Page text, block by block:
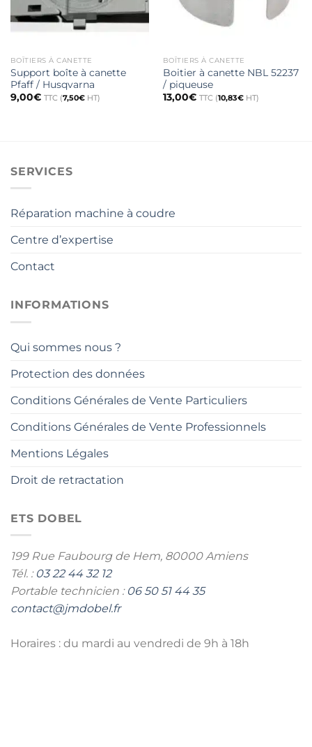
BOÎTIERS À CANETTE
Support boîte à canette
Pfaff / Husqvarna
9,00€ TTC (7,50€HT)
BOÎTIERS À CANETTE
Boitier à canette NBL 52237
/ piqueuse
13,00€ TTC (10,83€HT)
SERVICES
Réparation machine à coudre
Centre d’expertise
Contact
INFORMATIONS
Qui sommes nous ?
Protection des données
Conditions Générales de Vente Particuliers
Conditions Générales de Vente Professionnels
Mentions Légales
Droit de retractation
ETS DOBEL
199 Rue Faubourg de Hem, 80000 Amiens
Tél. : 03 22 44 32 12
Portable technicien : 06 50 51 44 35
contact@jmdobel.fr
Horaires : du mardi au vendredi de 9h à 18h